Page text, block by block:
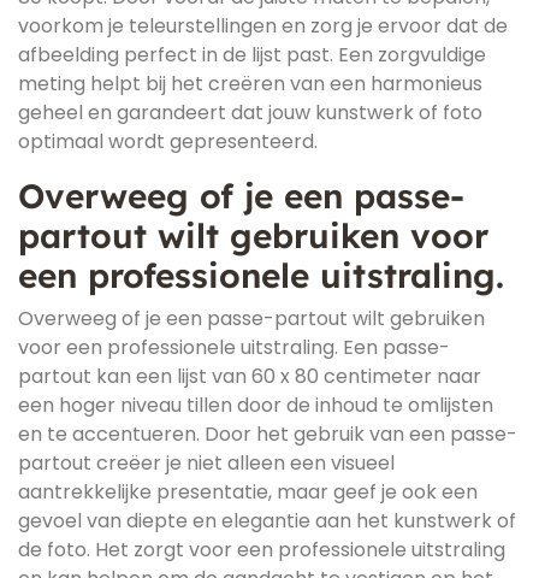
voorkom je teleurstellingen en zorg je ervoor dat de
afbeelding perfect in de lijst past. Een zorgvuldige
meting helpt bij het creëren van een harmonieus
geheel en garandeert dat jouw kunstwerk of foto
optimaal wordt gepresenteerd.
Overweeg of je een passe-
partout wilt gebruiken voor
een professionele uitstraling.
Overweeg of je een passe-partout wilt gebruiken
voor een professionele uitstraling. Een passe-
partout kan een lijst van 60 x 80 centimeter naar
een hoger niveau tillen door de inhoud te omlijsten
en te accentueren. Door het gebruik van een passe-
partout creëer je niet alleen een visueel
aantrekkelijke presentatie, maar geef je ook een
gevoel van diepte en elegantie aan het kunstwerk of
de foto. Het zorgt voor een professionele uitstraling